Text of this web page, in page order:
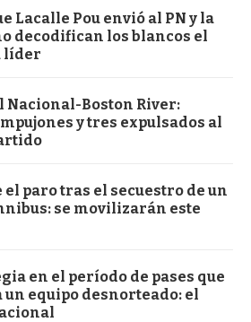
Lacalle Pou envió al PN y la
decodifican los blancos el
líder
Nacional-Boston River:
y tres expulsados al
el paro tras el secuestro de un
se movilizarán este
en el período de pases que
un equipo desnorteado: el